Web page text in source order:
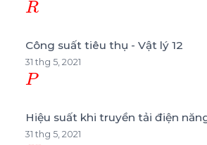
Công suất tiêu thụ - Vật lý 12
31 thg 5, 2021
P
Hiệu suất khi truyền tải điện
31 thg 5, 2021